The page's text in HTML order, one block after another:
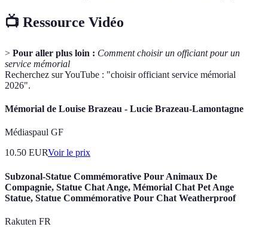
📺 Ressource Vidéo
> Pour aller plus loin : Comment choisir un officiant pour un
service mémorial
Recherchez sur YouTube : "choisir officiant service mémorial
2026".
Mémorial de Louise Brazeau - Lucie Brazeau-Lamontagne
Médiaspaul GF
10.50 EURVoir le prix
Subzonal-Statue Commémorative Pour Animaux De
Compagnie, Statue Chat Ange, Mémorial Chat Pet Ange
Statue, Statue Commémorative Pour Chat Weatherproof
Rakuten FR